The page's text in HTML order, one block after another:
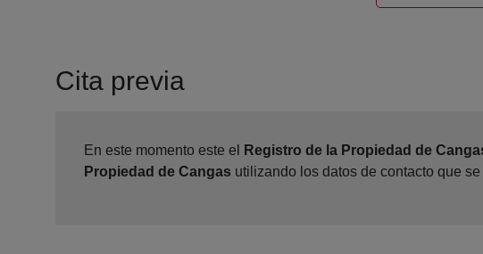
Cita previa
En este momento este el Registro de la Propiedad de
Propiedad de Cangas utilizando los datos de contacto que